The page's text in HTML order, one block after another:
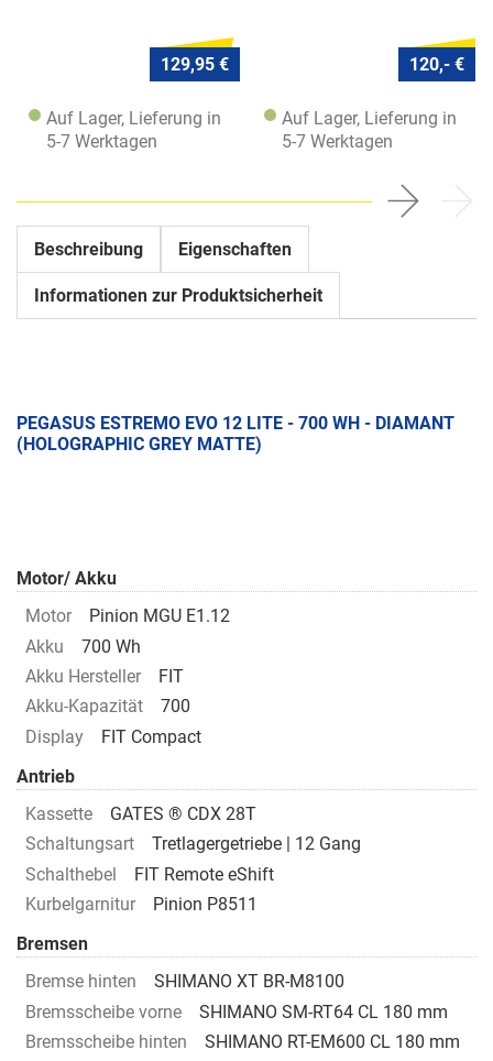
129,95 €
Auf Lager, Lieferung in
5-7 Werktagen
120,- €
Auf Lager, Lieferung in
5-7 Werktagen
Beschreibung Eigenschaften
Informationen zur Produktsicherheit
PEGASUS ESTREMO EVO 12 LITE - 700 WH - DIAMANT
(HOLOGRAPHIC GREY MATTE)
Motor/ Akku
Motor
Pinion MGU E1.12
Akku
700 Wh
Akku Hersteller
FIT
Akku-Kapazität
700
Display
FIT Compact
Antrieb
Kassette
GATES ® CDX 28T
Schaltungsart
Tretlagergetriebe | 12 Gang
Schalthebel
FIT Remote eShift
Kurbelgarnitur
Pinion P8511
Bremsen
Bremse hinten
SHIMANO XT BR-M8100
Bremsscheibe vorne
SHIMANO SM-RT64 CL 180 mm
Bremsscheibe hinten
SHIMANO RT-EM600 CL 180 mm